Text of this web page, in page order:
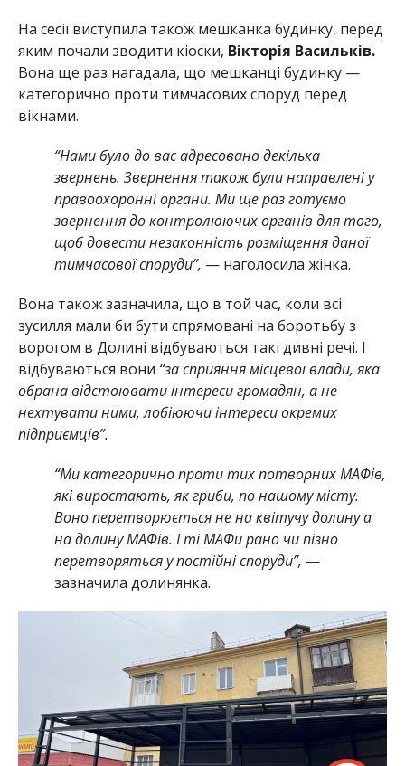
На сесії виступила також мешканка будинку, перед
яким почали зводити кіоски, Вікторія Васильків.
Вона ще раз нагадала, що мешканці будинку —
категорично проти тимчасових споруд перед
вікнами.
“Нами було до вас адресовано декілька
звернень. Звернення також були направлені у
правоохоронні органи. Ми ще раз готуємо
звернення до контролюючих органів для того,
щоб довести незаконність розміщення даної
тимчасової споруди”, — наголосила жінка.
Вона також зазначила, що в той час, коли всі
зусилля мали би бути спрямовані на боротьбу з
ворогом в Долині відбуваються такі дивні речі. І
відбуваються вони “за сприяння місцевої влади, яка
обрана відстоювати інтереси громадян, а не
нехтувати ними, лобіюючи інтереси окремих
підприємців”.
“Ми категорично проти тих потворних МАФів,
які виростають, як гриби, по нашому місту.
Воно перетворюється не на квітучу долину а
на долину МАФів. І ті МАФи рано чи пізно
перетворяться у постійні споруди”, —
зазначила долинянка.